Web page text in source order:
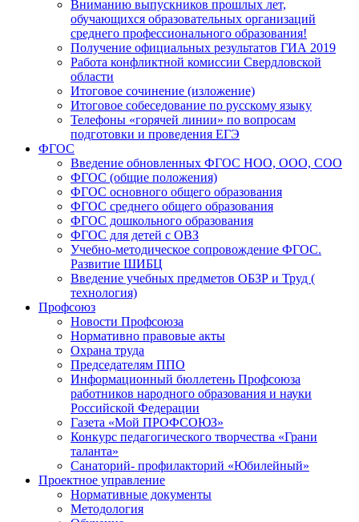
Вниманию выпускников прошлых лет,
обучающихся образовательных организаций
среднего профессионального образования!
Получение официальных результатов ГИА 2019
Работа конфликтной комиссии Свердловской
области
Итоговое сочинение (изложение)
Итоговое собеседование по русскому языку
Телефоны «горячей линии» по вопросам
подготовки и проведения ЕГЭ
ФГОС
Введение обновленных ФГОС НОО, ООО, СОО
ФГОС (общие положения)
ФГОС основного общего образования
ФГОС среднего общего образования
ФГОС дошкольного образования
ФГОС для детей с ОВЗ
Учебно-методическое сопровождение ФГОС.
Развитие ШИБЦ
Введение учебных предметов ОБЗР и Труд (
технология)
Профсоюз
Новости Профсоюза
Нормативно правовые акты
Охрана труда
Председателям ППО
Информационный бюллетень Профсоюза
работников народного образования и науки
Российской Федерации
Газета «Мой ПРОФСОЮЗ»
Конкурс педагогического творчества «Грани
таланта»
Санаторий- профилакторий «Юбилейный»
Проектное управление
Нормативные документы
Методология